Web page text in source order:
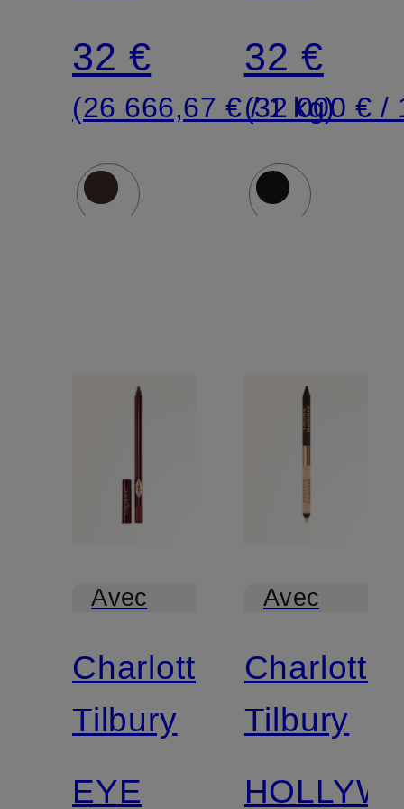
32 €
(26 666,67 € / 1 kg)
32 €
(32 000 € /
Avec
Charlotte
Tilbury
EYE
Avec
Charlotte
Tilbury